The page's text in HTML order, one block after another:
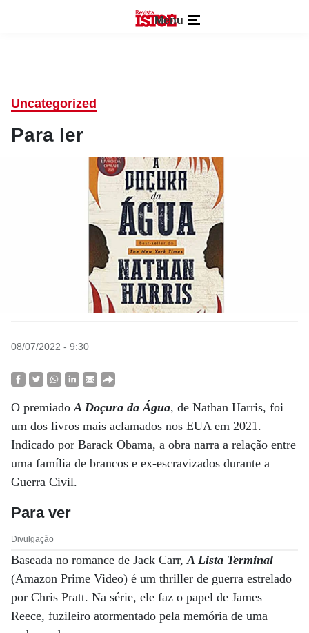
Menu
Uncategorized
Para ler
08/07/2022 - 9:30
O premiadoA Doçura da Água, de Nathan Harris, foi
um dos livros mais aclamados nos EUA em 2021.
Indicado por Barack Obama, a obra narra a relação entre
uma família de brancos e ex-escravizados durante a
Guerra Civil.
Para ver
Divulgação
Baseada no romance de Jack Carr,A Lista Terminal
(Amazon Prime Video) é um thriller de guerra estrelado
por Chris Pratt. Na série, ele faz o papel de James
Reece, fuzileiro atormentado pela memória de uma